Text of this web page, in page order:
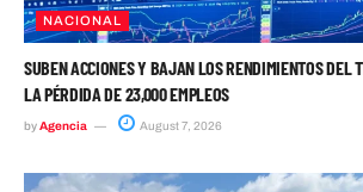
NACIONAL
SUBEN ACCIONES Y BAJAN LOS RENDIMIENTOS DEL
LA PÉRDIDA DE 23,000 EMPLEOS
byAgencia August 7, 2026